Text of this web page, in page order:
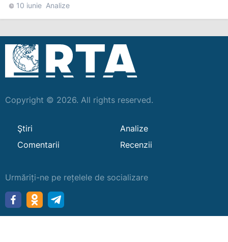
10 iunie Analize
Copyright © 2026. All rights reserved.
Ştiri
Analize
Comentarii
Recenzii
Urmăriți-ne pe rețelele de socializare